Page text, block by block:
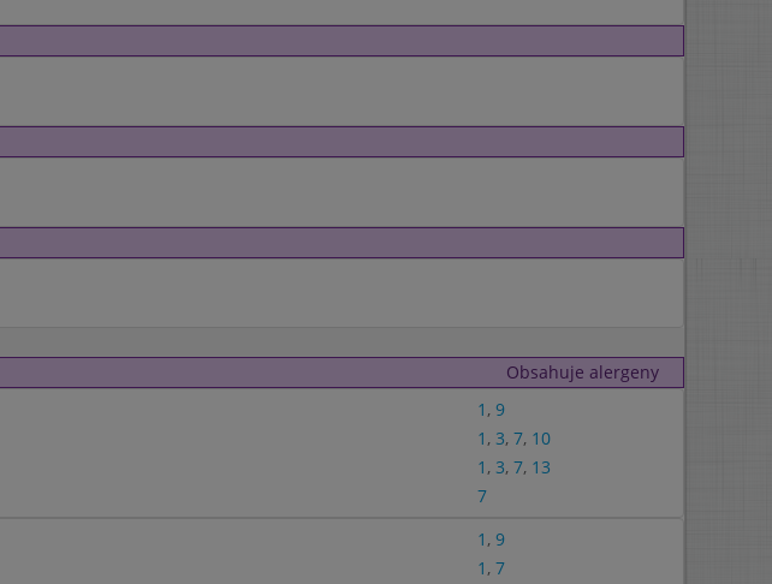
Obsahuje alergeny
1 , 9
1 , 3, 7, 10
1 , 3, 7, 13
7
1 , 9
1 , 7